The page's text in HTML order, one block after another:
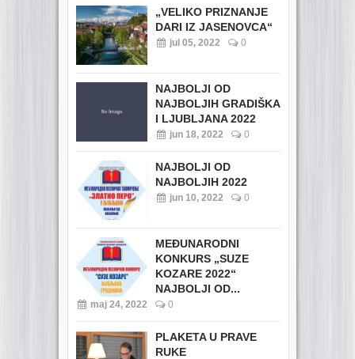
„VELIKO PRIZNANJE
DARI IZ JASENOVCA“
jul 05, 2022 0
NAJBOLJI OD
NAJBOLJIH GRADIŠKA
I LJUBLJANA 2022
jun 18, 2022 0
NAJBOLJI OD
NAJBOLJIH 2022
jun 10, 2022 0
MEĐUNARODNI
KONKURS „SUZE
KOZARE 2022“
NAJBOLJI OD...
maj 24, 2022 0
PLAKETA U PRAVE
RUKE